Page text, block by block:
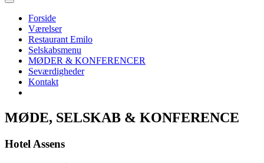
Forside
Værelser
Restaurant Emilo
Selskabsmenu
MØDER & KONFERENCER
Seværdigheder
Kontakt
MØDE, SELSKAB & KONFERENCE
Hotel Assens